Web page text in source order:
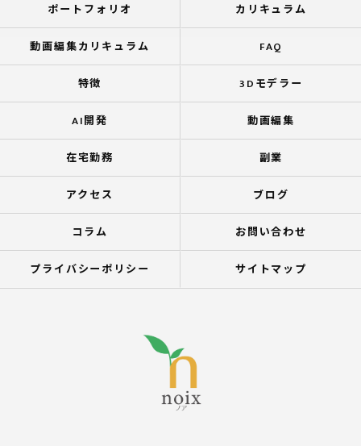
ポートフォリオ カリキュラム
動画編集カリキュラム FAQ
特徴 3Dモデラー
AI開発 動画編集
在宅勤務 副業
アクセス ブログ
コラム お問い合わせ
プライバシーポリシー サイトマップ